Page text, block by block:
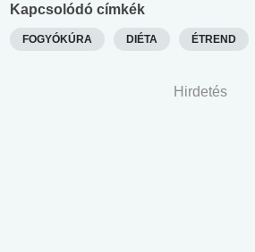
Kapcsolódó címkék
FOGYÓKÚRA DIÉTA ÉTREND
Hirdetés